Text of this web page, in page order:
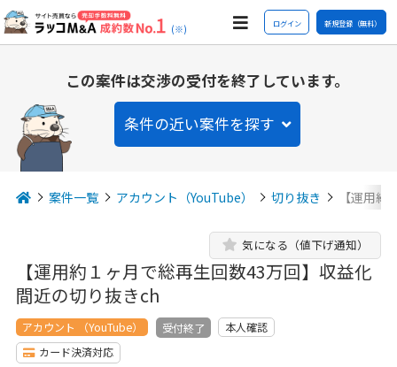
(※) ログイン 新規登録（無料）
この案件は交渉の受付を終了しています。
条件の近い案件を探す
案件一覧 アカウント（YouTube） 切り抜き 【運用
【運用約１ヶ月で総再生回数43万回】収益化
間近の切り抜きch
気になる（値下げ通知）
アカウント （YouTube） 受付終了
本人確認
カード決済対応